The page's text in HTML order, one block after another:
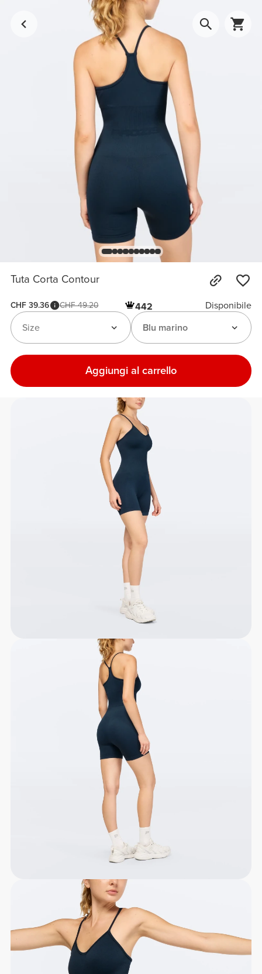
Tuta Corta Contour
CHF 39.36 CHF 49.20 442
Disponibile
Blu marino
Size
Aggiungi al carrello